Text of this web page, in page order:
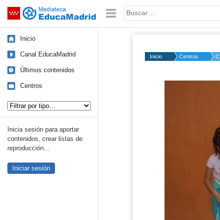
Saltar navegación Palabra o frase:
Inicio
Canal EducaMadrid
Últimos contenidos
Centros
Inicia sesión para aportar
contenidos, crear listas de
reproducción...
Iniciar sesión
Inicio Centros